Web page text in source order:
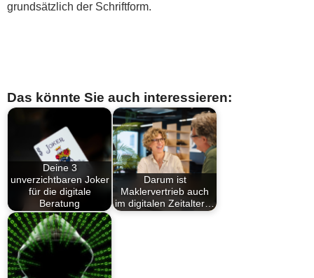
grundsätzlich der Schriftform.
Das könnte Sie auch interessieren:
Deine 3
unverzichtbaren Joker
für die digitale
Beratung
Darum ist
Maklervertrieb auch
im digitalen Zeitalter…